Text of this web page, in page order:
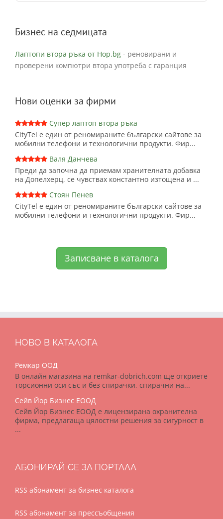
Бизнес на седмицата
Лаптопи втора ръка от Hop.bg - реновирани и
проверени компютри втора употреба с гаранция
Нови оценки за фирми
Супер лаптоп втора ръка
CityTel е един от реномираните български сайтове за
мобилни телефони и технологични продукти. Фир...
Валя Данчева
Преди да започна да приемам хранителната добавка
на Допелхерц, се чувствах константно изтощена и ...
Стоян Пенев
CityTel е един от реномираните български сайтове за
мобилни телефони и технологични продукти. Фир...
Записване в каталога
НОВО В КАТАЛОГА
Ремкар ООД
В онлайн магазина на remkar-dobrich.com ще откриете
торсионни оси със и без спирачки, спирачни на...
Сейв Йор Бизнес ЕООД
Сейв Йор Бизнес ЕООД е лицензирана охранителна
фирма, предлагаща цялостни решения за сигурност в
...
АБОНИРАЙ СЕ ЗА ПОРТАЛА
RSS абонамент за бизнес каталога
RSS абонамент за прессъобщения